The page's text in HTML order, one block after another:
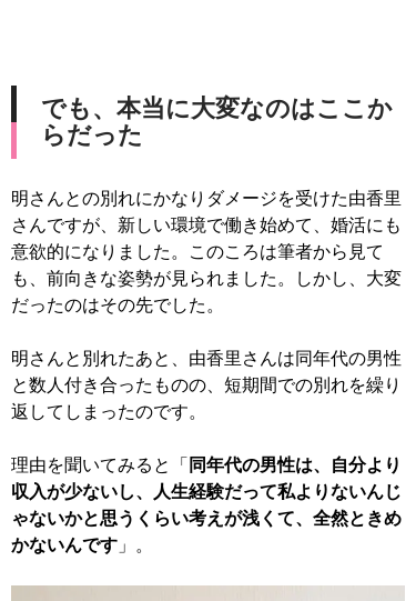
でも、本当に大変なのはここか
らだった
明さんとの別れにかなりダメージを受けた由香里
さんですが、新しい環境で働き始めて、婚活にも
意欲的になりました。このころは筆者から見て
も、前向きな姿勢が見られました。しかし、大変
だったのはその先でした。
明さんと別れたあと、由香里さんは同年代の男性
と数人付き合ったものの、短期間での別れを繰り
返してしまったのです。
理由を聞いてみると「 同年代の男性は、自分より
収入が少ないし、人生経験だって私よりないんじ
ゃないかと思うくらい考えが浅くて、全然ときめ
かないんです 」。